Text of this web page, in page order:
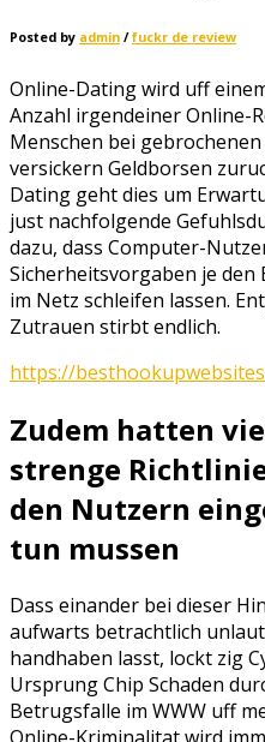
Posted by admin /fuckr de review
Online-Dating wird uff
Anzahl irgendeiner Online-
Menschen bei
versickern Geldborsen
Dating geht dies um
just nachfolgende
dazu, dass Computer-
Sicherheitsvorgaben je
im Netz schleifen lassen.
Zutrauen stirbt endlich.
https://
Zudem hatten
strenge
den Nutzern
tun mussen
Dass einander bei dieser
aufwarts betrachtlich
handhaben lasst, lockt zig
Ursprung Chip Schaden
Betrugsfalle im WWW uff